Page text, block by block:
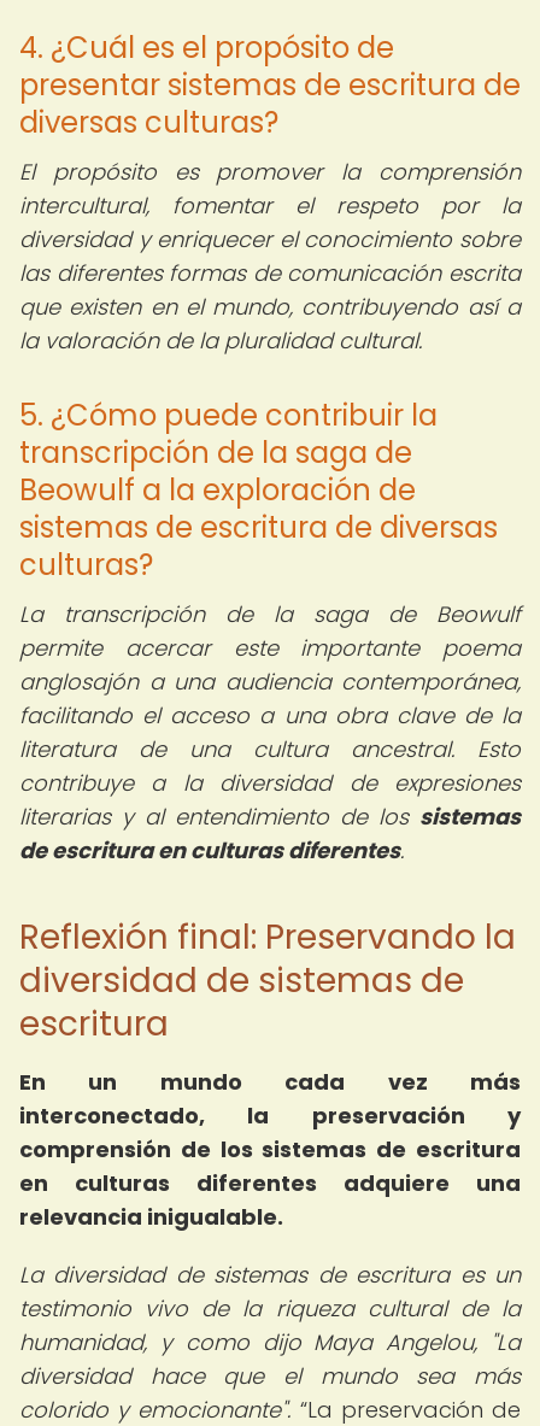
4. ¿Cuál es el propósito de
presentar sistemas de escritura de
diversas culturas?
El propósito es promover la comprensión
intercultural, fomentar el respeto por la
diversidad y enriquecer el conocimiento sobre
las diferentes formas de comunicación escrita
que existen en el mundo, contribuyendo así a
la valoración de la pluralidad cultural.
5. ¿Cómo puede contribuir la
transcripción de la saga de
Beowulf a la exploración de
sistemas de escritura de diversas
culturas?
La transcripción de la saga de Beowulf
permite acercar este importante poema
anglosajón a una audiencia contemporánea,
facilitando el acceso a una obra clave de la
literatura de una cultura ancestral. Esto
contribuye a la diversidad de expresiones
literarias y al entendimiento de los sistemas
de escritura en culturas diferentes.
Reflexión final: Preservando la
diversidad de sistemas de
escritura
En un mundo cada vez más
interconectado, la preservación y
comprensión de los sistemas de escritura
en culturas diferentes adquiere una
relevancia inigualable.
La diversidad de sistemas de escritura es un
testimonio vivo de la riqueza cultural de la
humanidad, y como dijo Maya Angelou, "La
diversidad hace que el mundo sea más
colorido y emocionante". La preservación de